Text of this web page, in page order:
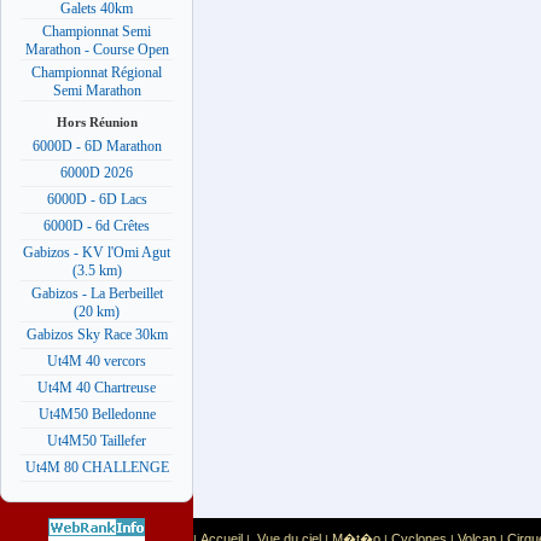
Galets 40km
Championnat Semi
Marathon - Course Open
Championnat Régional
Semi Marathon
Hors Réunion
6000D - 6D Marathon
6000D 2026
6000D - 6D Lacs
6000D - 6d Crêtes
Gabizos - KV l'Omi Agut
(3.5 km)
Gabizos - La Berbeillet
(20 km)
Gabizos Sky Race 30km
Ut4M 40 vercors
Ut4M 40 Chartreuse
Ut4M50 Belledonne
Ut4M50 Taillefer
Ut4M 80 CHALLENGE